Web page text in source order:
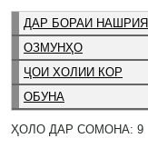
ДАР БОРАИ НАШРИЯ
ОЗМУНҲО
ҶОИ ХОЛИИ КОР
ОБУНА
ҲОЛО ДАР СОМОНА: 9